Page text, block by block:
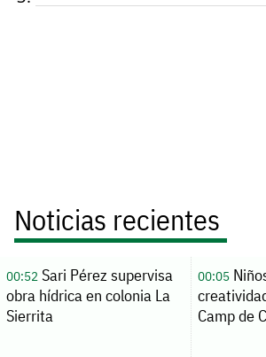
Noticias recientes
00:52Sari Pérez supervisa
obra hídrica en colonia La
Sierrita
00:05
Camp de